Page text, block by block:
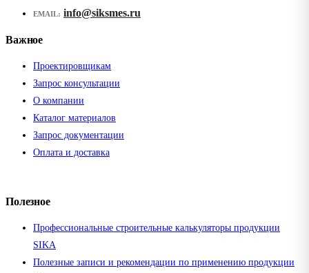
EMAIL: info@siksmes.ru
Важное
Проектировщикам
Запрос консультации
О компании
Каталог материалов
Запрос документации
Оплата и доставка
Полезное
Профессиональные строительные калькуляторы продукции
SIKA
Полезные записи и рекомендации по применению продукции